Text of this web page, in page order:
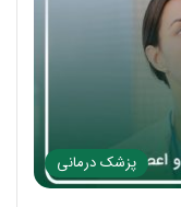
پزشک درمانی